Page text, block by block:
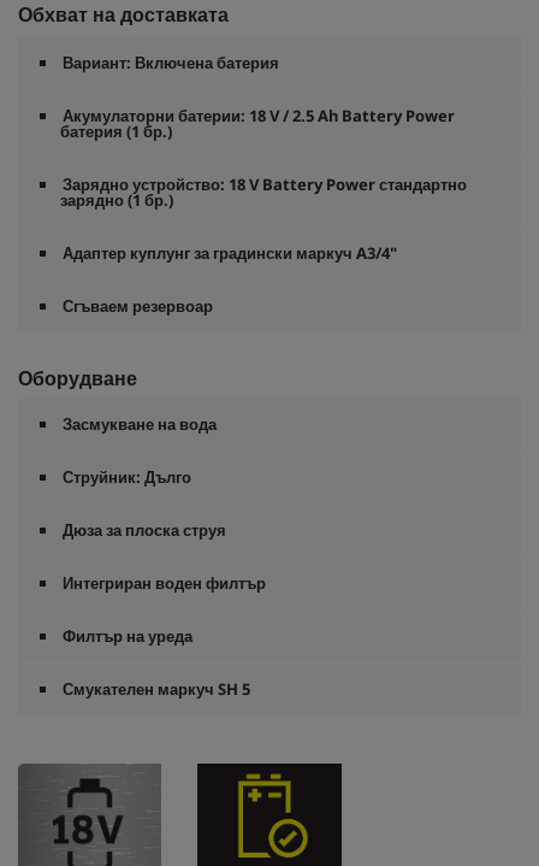
Обхват на доставката
Вариант: Включена батерия
Акумулаторни батерии: 18 V / 2.5 Ah Battery Power
батерия (1 бр.)
Зарядно устройство: 18 V Battery Power стандартно
зарядно (1 бр.)
Адаптер куплунг за градински маркуч A3/4"
Сгъваем резервоар
Оборудване
Засмукване на вода
Струйник: Дълго
Дюза за плоска струя
Интегриран воден филтър
Филтър на уреда
Смукателен маркуч SH 5